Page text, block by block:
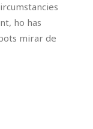
ho has
mirar de